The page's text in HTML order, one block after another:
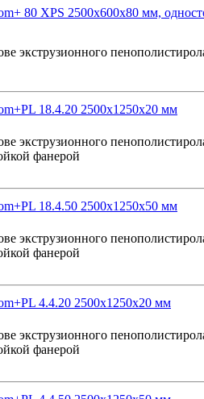
80 XPS 2500x600x80 мм,
экструзионного
18.4.20 2500x1250x20 мм
экструзионного
фанерой
18.4.50 2500x1250x50 мм
экструзионного
фанерой
4.4.20 2500x1250x20 мм
экструзионного
фанерой